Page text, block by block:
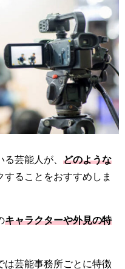
芸能人が、 どのような
することをおすすめしま
キャラクターや外見の特
は芸能事務所ごとに特徴